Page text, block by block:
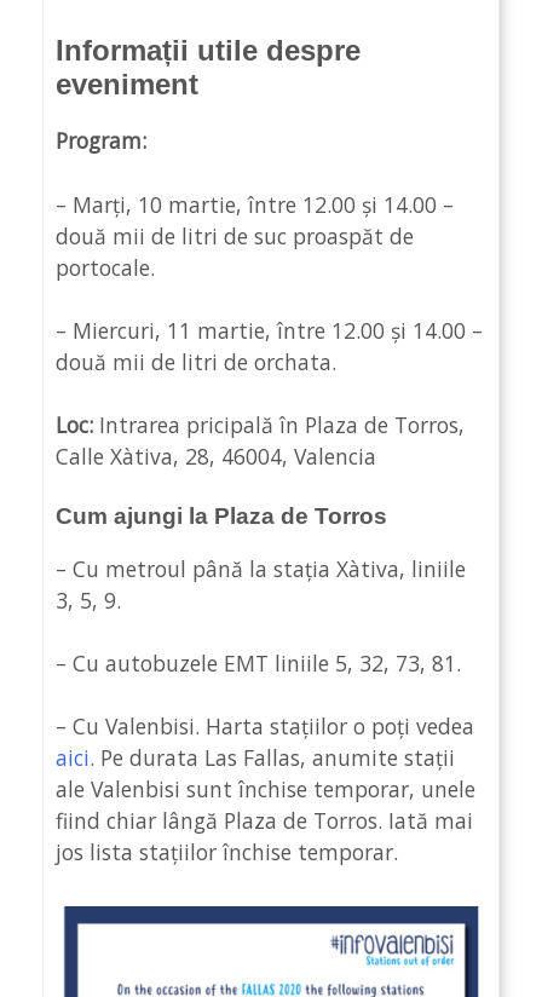
Informații utile despre
eveniment
Program:
– Marți, 10 martie, între 12.00 și 14.00 –
două mii de litri de suc proaspăt de
portocale.
– Miercuri, 11 martie, între 12.00 și 14.00 –
două mii de litri de orchata.
Loc: Intrarea pricipală în Plaza de Torros,
Calle Xàtiva, 28, 46004, Valencia
Cum ajungi la Plaza de Torros
– Cu metroul până la stația Xàtiva, liniile
3, 5, 9.
– Cu autobuzele EMT liniile 5, 32, 73, 81.
– Cu Valenbisi. Harta stațiilor o poți vedea
aici. Pe durata Las Fallas, anumite stații
ale Valenbisi sunt închise temporar, unele
fiind chiar lângă Plaza de Torros. Iată mai
jos lista stațiilor închise temporar.